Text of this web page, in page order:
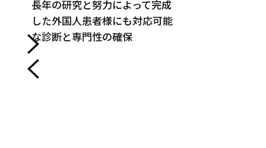
長年の研究と努力によって完成
した外国人患者様にも対応可能
な診断と専門性の確保